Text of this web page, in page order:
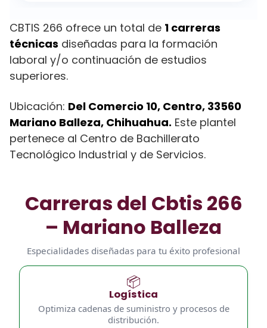
CBTIS 266 ofrece un total de 1 carreras
técnicas diseñadas para la formación
laboral y/o continuación de estudios
superiores.
Ubicación: Del Comercio 10, Centro, 33560
Mariano Balleza, Chihuahua. Este plantel
pertenece al Centro de Bachillerato
Tecnológico Industrial y de Servicios.
Carreras del Cbtis 266
– Mariano Balleza
Especialidades diseñadas para tu éxito profesional
📦
Logística
Optimiza cadenas de suministro y procesos de
distribución.